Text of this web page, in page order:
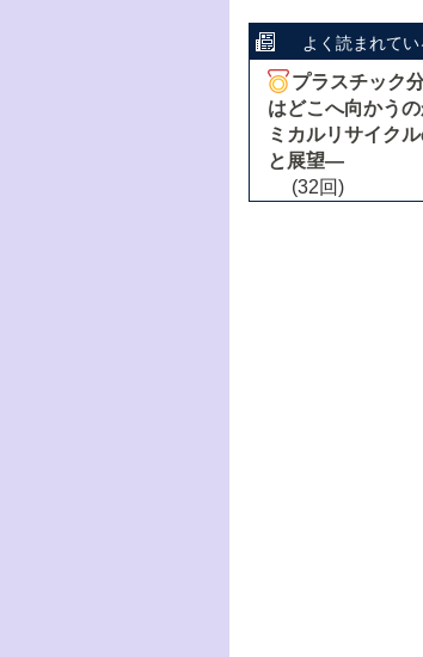
よく読まれて
プラスチック
はどこへ向かう
ミカルリサイク
と展望―
(32回)